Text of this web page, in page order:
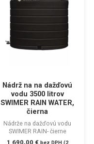
Nádrž na na dažďovú
vodu 3500 litrov
SWIMER RAIN WATER,
čierna
Nádrže na dažďovú vodu
SWIMER RAIN- čierne
1 690,00 € bez DPH (2